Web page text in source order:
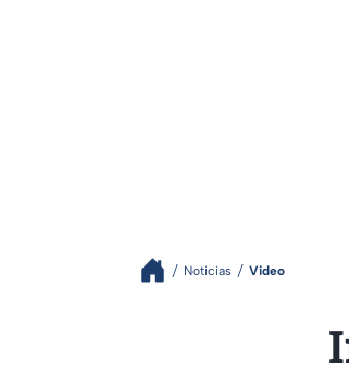
Noticias Video